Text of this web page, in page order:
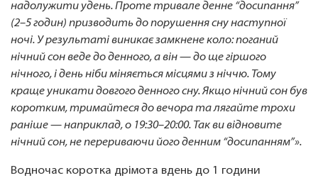
надолужити удень. Проте тривале денне “досипання”
(2–5 годин) призводить до порушення сну наступної
ночі. У результаті виникає замкнене коло: поганий
нічний сон веде до денного, а він — до ще гіршого
нічного, і день ніби міняється місцями з ніччю. Тому
краще уникати довгого денного сну. Якщо нічний сон був
коротким, тримайтеся до вечора та лягайте трохи
раніше — наприклад, о 19:30–20:00. Так ви відновите
нічний сон, не перериваючи його денним “досипанням”».
Водночас коротка дрімота вдень до 1 години